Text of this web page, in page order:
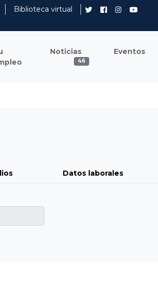
Biblioteca virtual
Noticias
46
Eventos
Datos laborales